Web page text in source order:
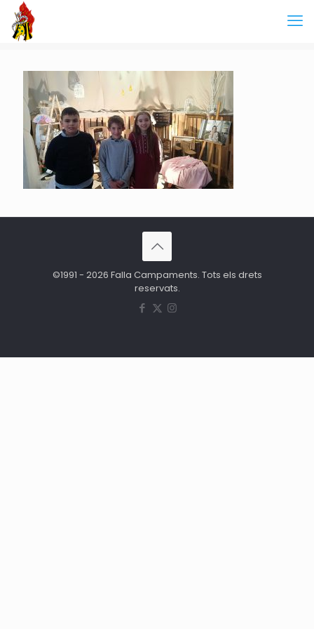
©1991 - 2026 Falla Campaments. Tots els drets
reservats.